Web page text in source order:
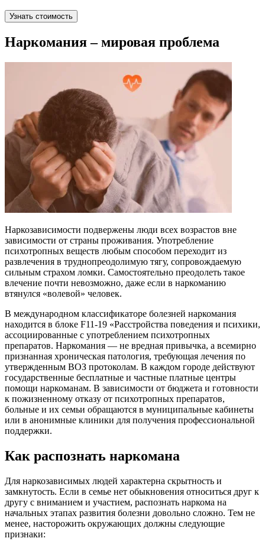
Узнать стоимость
Наркомания – мировая проблема
Наркозависимости подвержены люди всех возрастов вне
зависимости от страны проживания. Употребление
психотропных веществ любым способом переходит из
развлечения в труднопреодолимую тягу, сопровождаемую
сильным страхом ломки. Самостоятельно преодолеть такое
влечение почти невозможно, даже если в наркоманию
втянулся «волевой» человек.
В международном классификаторе болезней наркомания
находится в блоке F11-19 «Расстройства поведения и психики,
ассоциированные с употреблением психотропных
препаратов. Наркомания — не вредная привычка, а всемирно
признанная хроническая патология, требующая лечения по
утвержденным ВОЗ протоколам. В каждом городе действуют
государственные бесплатные и частные платные центры
помощи наркоманам. В зависимости от бюджета и готовности
к пожизненному отказу от психотропных препаратов,
больные и их семьи обращаются в муниципальные кабинеты
или в анонимные клиники для получения профессиональной
поддержки.
Как распознать наркомана
Для наркозависимых людей характерна скрытность и
замкнутость. Если в семье нет обыкновения относиться друг к
другу с вниманием и участием, распознать наркома на
начальных этапах развития болезни довольно сложно. Тем не
менее, насторожить окружающих должны следующие
признаки: